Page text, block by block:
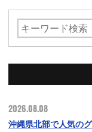
2026.08.08
沖縄県北部で人気の